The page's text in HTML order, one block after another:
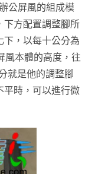
公屏風的組成模
下方配置調整腳所
下，以每十公分為
風本體的高度，往
就是他的調整腳
平時，可以進行微